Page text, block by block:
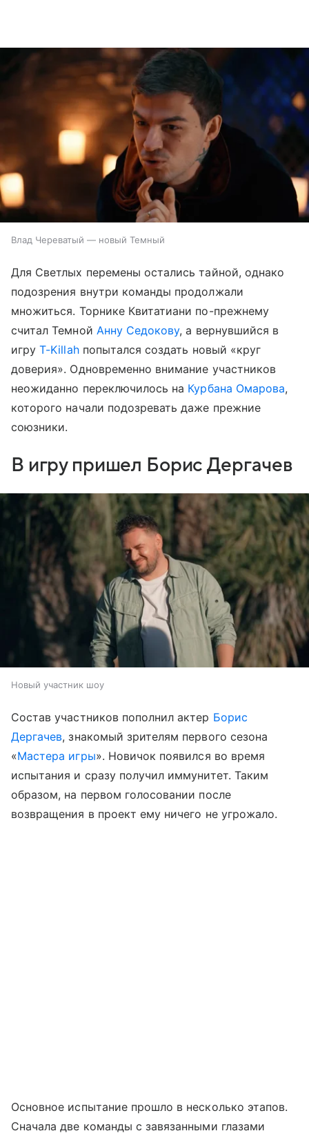
Влад Череватый — новый Темный
Для Светлых перемены остались тайной, однако
подозрения внутри команды продолжали
множиться. Торнике Квитатиани по-прежнему
считал Темной Анну Седокову, а вернувшийся в
игруT-Killahпопытался создать новый «круг
доверия». Одновременно внимание участников
неожиданно переключилось на Курбана Омарова,
которого начали подозревать даже прежние
союзники.
В игру пришел Борис Дергачев
Новый участник шоу
Состав участников пополнил актер Борис
Дергачев, знакомый зрителям первого сезона
«Мастера игры». Новичок появился во время
испытания и сразу получил иммунитет. Таким
образом, на первом голосовании после
возвращения в проект ему ничего не угрожало.
Основное испытание прошло в несколько этапов.
Сначала две команды с завязанными глазами